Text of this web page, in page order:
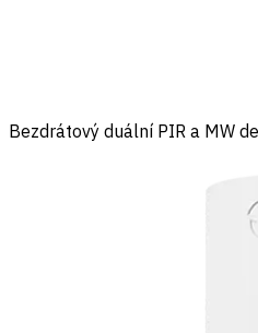
Bezdrátový duální PIR a MW